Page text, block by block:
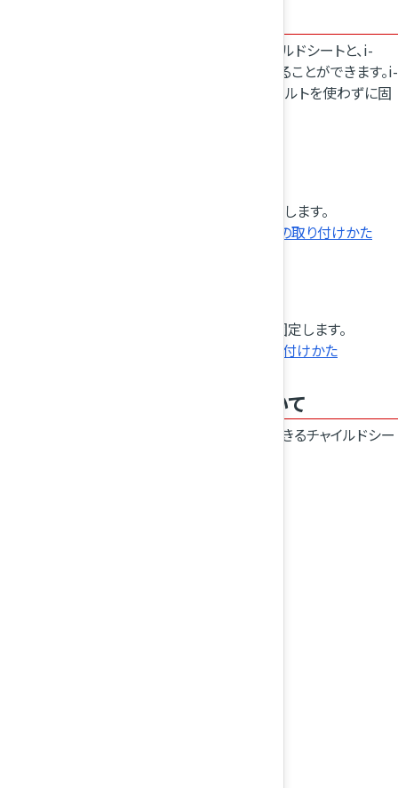
この車両には、シートベルトで取り付けるチャイルドシートと、i-
SizeおよびISOFIXチャイルドシートを取り付けることができます。i-
SizeおよびISOFIXチャイルドシートは、シートベルトを使わずに固
シートベルトを使用してチャイルドシートを固定します。
シートベルト固定タイプのチャイルドシートの取り付けかた
後席シートに付属しているISOFIX取付装置で固定します。
i-SizeおよびISOFIXチャイルドシートの取り付けかた
使用できるチャイルドシートについて
チャイルドシートの取り付け位置により、使用できるチャイルドシー